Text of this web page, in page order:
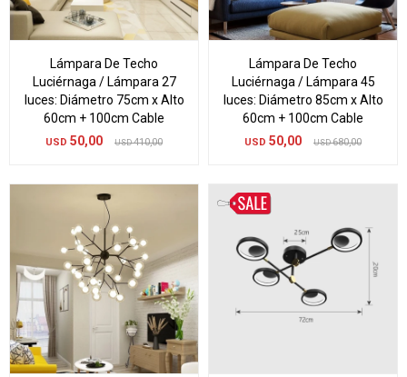
Lámpara De Techo
Luciérnaga / Lámpara 27
luces: Diámetro 75cm x Alto
60cm + 100cm Cable
USD 50,00 USD 410,00
Lámpara De Techo
Luciérnaga / Lámpara 45
luces: Diámetro 85cm x Alto
60cm + 100cm Cable
USD 50,00 USD 680,00